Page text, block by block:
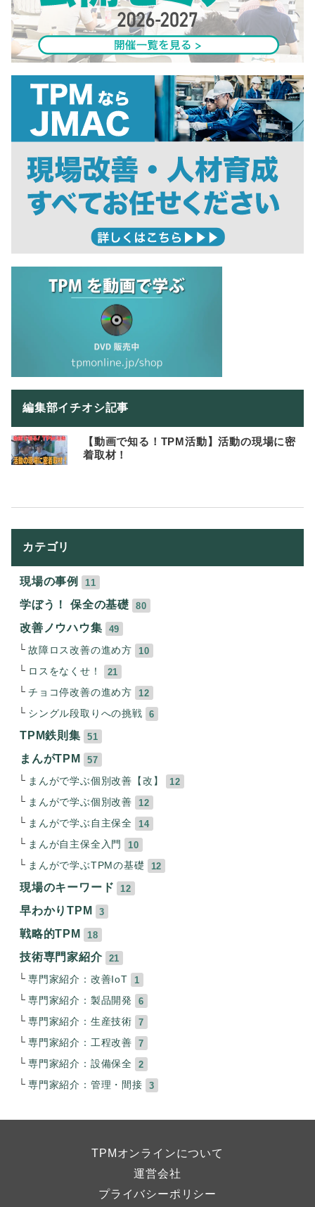
編集部イチオシ記事
【動画で知る！TPM活動】活動の現場に密
着取材！
カテゴリ
現場の事例 11
学ぼう！ 保全の基礎 80
改善ノウハウ集 49
故障ロス改善の進め方
10
ロスをなくせ！
21
チョコ停改善の進め方
12
シングル段取りへの挑戦
6
TPM鉄則集 51
まんがTPM 57
まんがで学ぶ個別改善【改】
12
まんがで学ぶ個別改善
12
まんがで学ぶ自主保全
14
まんが自主保全入門
10
まんがで学ぶTPMの基礎
12
現場のキーワード 12
早わかりTPM 3
戦略的TPM 18
技術専門家紹介 21
専門家紹介：改善IoT
1
専門家紹介：製品開発
6
専門家紹介：生産技術
7
専門家紹介：工程改善
7
専門家紹介：設備保全
2
専門家紹介：管理・間接
3
TPMオンラインについて
運営会社
プライバシーポリシー